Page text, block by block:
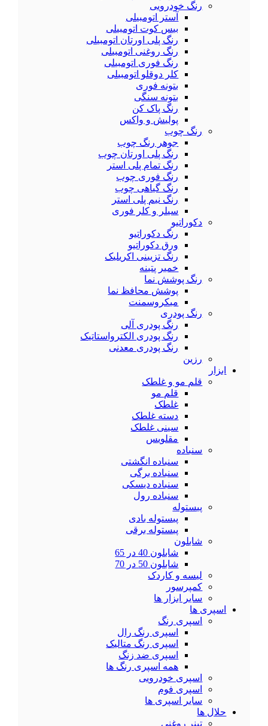
رنگ خودرویی
آستر اتومبیلی
بیس کوت اتومبیلی
رنگ پلی اورتان اتومبیلی
رنگ روغنی اتومبیلی
رنگ فوری اتومبیلی
کلر دوقلو اتومبیلی
بتونه فوری
بتونه سنگی
رنگ پاک کن
پولیش و واکس
رنگ چوب
جوهر رنگ چوب
رنگ پلی اورتان چوب
رنگ تمام پلی استر
رنگ فوری چوب
رنگ گیاهی چوب
رنگ نیم پلی استر
سیلر و کلر فوری
دکوراتیو
رنگ دکوراتیو
ورق دکوراتیو
رنگ تزیینی اکریلیک
خمیر پتینه
رنگ پوشش نما
پوشش محافظ نما
میکروسمنت
رنگ پودری
رنگ پودری آلی
رنگ پودری الکترواستاتیک
رنگ پودری معدنی
رزین
ابزار
قلم مو و غلطک
قلم مو
غلطک
دسته غلطک
سینی غلطک
مقلویس
سنباده
سنباده انگشتی
سنباده برگی
سنباده دیسکی
سنباده رول
پیستوله
پیستوله بادی
پیستوله برقی
شابلون
شابلون 40 در 65
شابلون 50 در 70
لیسه و کاردک
کمپرسور
سایر ابزار ها
اسپری ها
اسپری رنگ
اسپری رنگ رال
اسپری رنگ متالیک
اسپری ضد زنگ
همه اسپری رنگ ها
اسپری خودرویی
اسپری فوم
سایر اسپری ها
حلال ها
تینر روغنی